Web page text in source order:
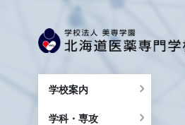
学校案内
学科・専攻